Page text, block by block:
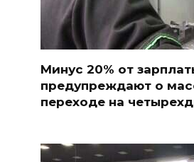
Минус 20% от
предупреждают о
переходе на